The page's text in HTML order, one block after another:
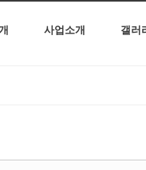
사업소개 갤러